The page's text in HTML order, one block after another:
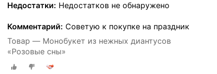
Недостатки: Недостатков не обнаружено
Комментарий: Советую к покупке на праздник
Товар — Монобукет из нежных диантусов
«Розовые сны»